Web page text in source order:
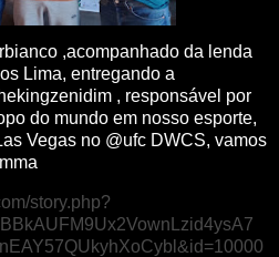
,acompanhado da lenda
Lima, entregando a
, responsável por
do mundo em nosso esporte,
Vegas no @ufc DWCS, vamos
story.php?